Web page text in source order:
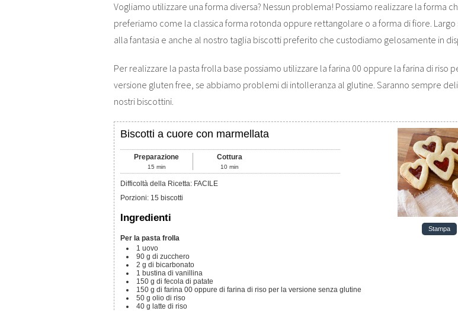
Vogliamo utilizzare una forma diversa? Nessun problema! Possiamo realizzare la forma
preferiamo come la classica forma rotonda oppure rettangolare o a forma di fiore. Largo
alla fantasia e anche al nostro taglia biscotti preferito che custodiamo gelosamente in
Per realizzare la pasta frolla base possiamo utilizzare la farina 00 oppure la farina di riso
versione gluten free, se abbiamo problemi di intolleranza al glutine. Saranno sempre
nostri biscottini.
Stampa
Biscotti a cuore con marmellata
Preparazione
15 min
Cottura
10 min
Difficoltà della Ricetta: FACILE
Porzioni: 15 biscotti
Ingredienti
Per la pasta frolla
1 uovo
90 g di zucchero
2 g di bicarbonato
1 bustina di vanillina
150 g di fecola di patate
150 g di farina 00 oppure di farina di riso per la versione senza glutine
50 g olio di riso
40 g latte di riso